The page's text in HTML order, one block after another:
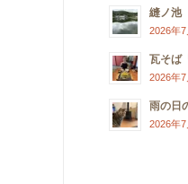
縫ノ池
2026年
瓦そば
2026年
雨の日
2026年